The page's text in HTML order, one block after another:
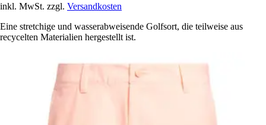
inkl. MwSt. zzgl. Versandkosten
Eine stretchige und wasserabweisende Golfsort, die teilweise aus
recycelten Materialien hergestellt ist.